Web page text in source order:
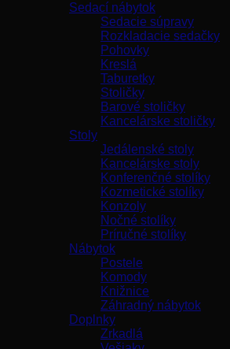
Sedací nábytok
Sedacie súpravy
Rozkladacie sedačky
Pohovky
Kreslá
Taburetky
Stoličky
Barové stoličky
Kancelárske stoličky
Stoly
Jedálenské stoly
Kancelárske stoly
Konferenčné stolíky
Kozmetické stolíky
Konzoly
Nočné stolíky
Príručné stolíky
Nábytok
Postele
Komody
Knižnice
Záhradný nábytok
Doplnky
Zrkadlá